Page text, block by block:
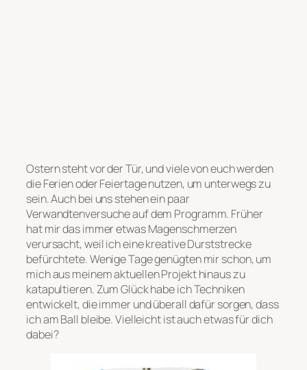
Ostern steht vor der Tür, und viele von euch werden
die Ferien oder Feiertage nutzen, um unterwegs zu
sein. Auch bei uns stehen ein paar
Verwandtenversuche auf dem Programm. Früher
hat mir das immer etwas Magenschmerzen
verursacht, weil ich eine kreative Durststrecke
befürchtete. Wenige Tage genügten mir schon, um
mich aus meinem aktuellen Projekt hinaus zu
katapultieren. Zum Glück habe ich Techniken
entwickelt, die immer und überall dafür sorgen, dass
ich am Ball bleibe. Vielleicht ist auch etwas für dich
dabei?